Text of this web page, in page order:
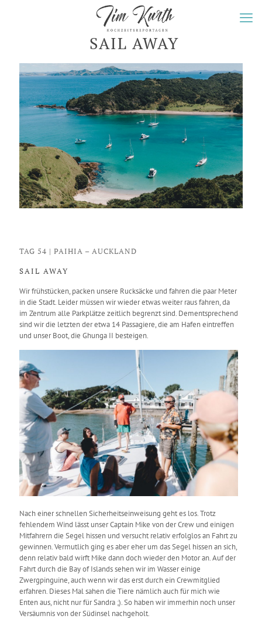
SAIL AWAY
TAG 54 | PAIHIA – AUCKLAND
SAIL AWAY
Wir frühstücken, packen unsere Rucksäcke und fahren die paar Meter
in die Stadt. Leider müssen wir wieder etwas weiter raus fahren, da
im Zentrum alle Parkplätze zeitlich begrenzt sind. Dementsprechend
sind wir die letzten der etwa 14 Passagiere, die am Hafen eintreffen
und unser Boot, die Ghunga II besteigen.
Nach einer schnellen Sicherheitseinweisung geht es los. Trotz
fehlendem Wind lässt unser Captain Mike von der Crew und einigen
Mitfahrern die Segel hissen und versucht relativ erfolglos an Fahrt zu
gewinnen. Vermutlich ging es aber eher um das Segel hissen an sich,
denn relativ bald wirft Mike dann doch wieder den Motor an. Auf der
Fahrt durch die Bay of Islands sehen wir im Wasser einige
Zwergpinguine, auch wenn wir das erst durch ein Crewmitglied
erfahren. Dieses Mal sahen die Tiere nämlich auch für mich wie
Enten aus, nicht nur für Sandra ;). So haben wir immerhin noch unser
Versäumnis von der Südinsel nachgeholt.